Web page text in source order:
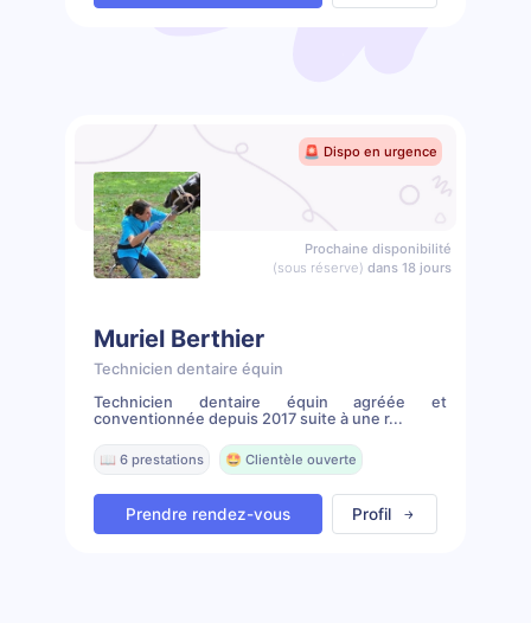
🚨 Dispo en urgence
Prochaine disponibilité
(sous réserve) dans 18 jours
Muriel Berthier
Technicien dentaire équin
Technicien dentaire équin agréée et
conventionnée depuis 2017 suite à une r...
📖 6 prestations 🤩 Clientèle ouverte
Prendre rendez-vous Profil